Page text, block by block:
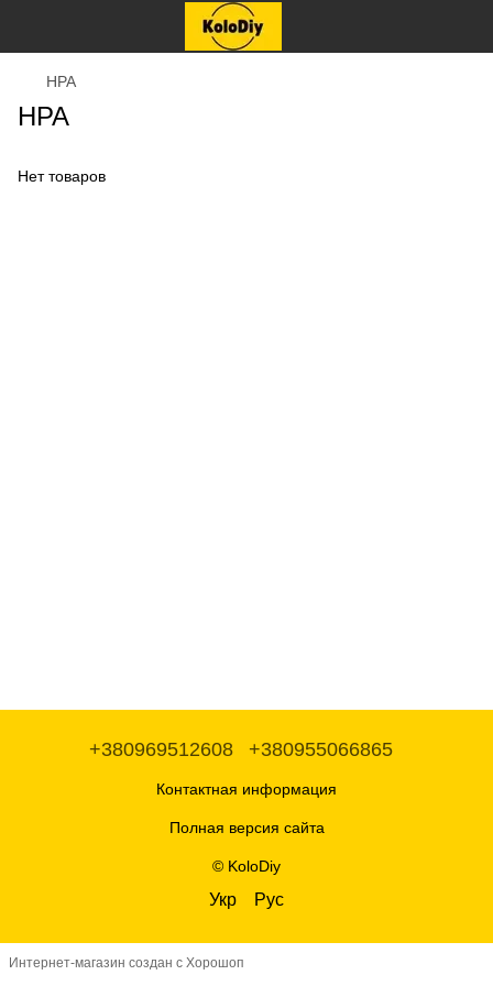
HPA
HPA
Нет товаров
+380969512608 +380955066865
Контактная информация
Полная версия сайта
© KoloDiy
Укр Рус
Интернет-магазин создан с Хорошоп